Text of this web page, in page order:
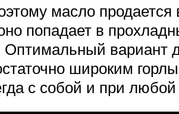
масло
попадает в
вариант
широким
с собой и при